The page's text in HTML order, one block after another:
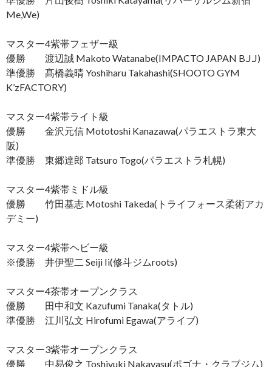
Me,We)
マスター4紫帯フェザー級
優勝 渡辺誠 Makoto Watanabe(IMPACTO JAPAN B.J.J)
準優勝 髙橋義晴 Yoshiharu Takahashi(SHOOTO GYM
K’zFACTORY)
マスター4紫帯ライト級
優勝 金沢元信 Mototoshi Kanazawa(パラエストラ東大
阪)
準優勝 東郷達郎 Tatsuro Togo(パラエストラ札幌)
マスター4紫帯ミドル級
優勝 竹田基志 Motoshi Takeda(トライフォース柔術アカ
デミー)
マスター4紫帯ヘビー級
※優勝 井伊聖二 Seiji Ii(修斗ジムroots)
マスター4茶帯オープンクラス
優勝 田中和文 Kazufumi Tanaka(タトル)
準優勝 江川弘文 Hirofumi Egawa(アライブ)
マスター3紫帯オープンクラス
優勝 中易俊之 Toshiyuki Nakayasu(ポゴナ・クラブジム)